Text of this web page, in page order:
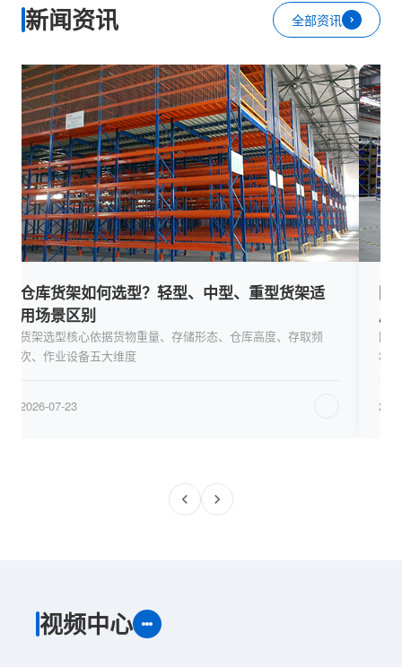
新闻资讯 全部资讯
国标强制执行重塑行业门槛！合规化、绿色化
成为货架行业发展底色
随着 GB/T 39683-2020《钢货架结构设计规范》、GB/T
36135-2018《立体仓库组合式钢结构货架技术条件》两大国标
2026-07-23
国
国
在
属
视频中心